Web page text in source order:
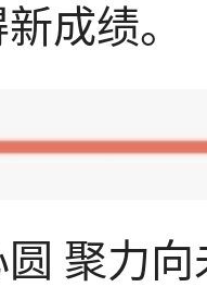
成绩。
聚力向